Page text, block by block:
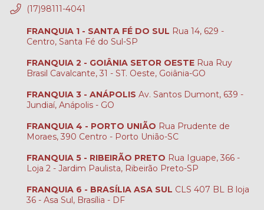
(17)98111-4041
FRANQUIA 1 - SANTA FÉ DO SUL Rua 14, 629 -
Centro, Santa Fé do Sul-SP
FRANQUIA 2 - GOIÂNIA SETOR OESTE Rua Ruy
Brasil Cavalcante, 31 - ST. Oeste, Goiânia-GO
FRANQUIA 3 - ANÁPOLIS Av. Santos Dumont, 639 -
Jundiaí, Anápolis - GO
FRANQUIA 4 - PORTO UNIÃO Rua Prudente de
Moraes, 390 Centro - Porto União-SC
FRANQUIA 5 - RIBEIRÃO PRETO Rua Iguape, 366 -
Loja 2 - Jardim Paulista, Ribeirão Preto-SP
FRANQUIA 6 - BRASÍLIA ASA SUL CLS 407 BL B loja
36 - Asa Sul, Brasília - DF